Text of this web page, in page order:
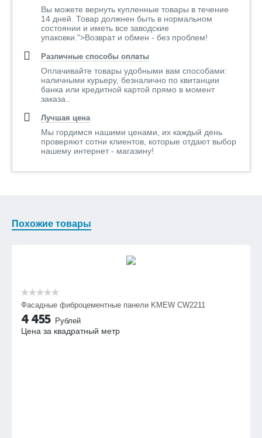
Вы можете вернуть купленные товары в течение
14 дней. Товар должнен быть в нормальном
состоянии и иметь все заводские
упаковки.">Возврат и обмен - без проблем!
Различные способы оплаты
Оплачивайте товары удобными вам способами:
наличными курьеру, безналично по квитанции
банка или кредитной картой прямо в момент
заказа..
Лучшая цена
Мы гордимся нашими ценами, их каждый день
проверяют сотни клиентов, которые отдают выбор
нашему интернет - магазину!
Похожие товары
Фасадные фиброцементные панели KMEW CW2211
4 455 Рублей
Цена за квадратный метр